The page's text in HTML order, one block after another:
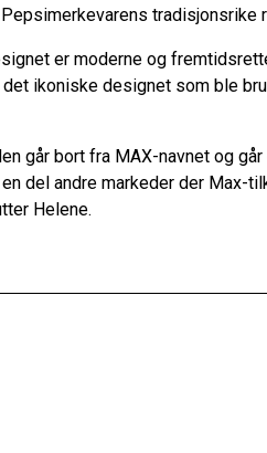
tradisjonsrike
er moderne og
ikoniske designet som ble
går bort fra MAX-navnet og
del andre markeder der Max-
Helene.